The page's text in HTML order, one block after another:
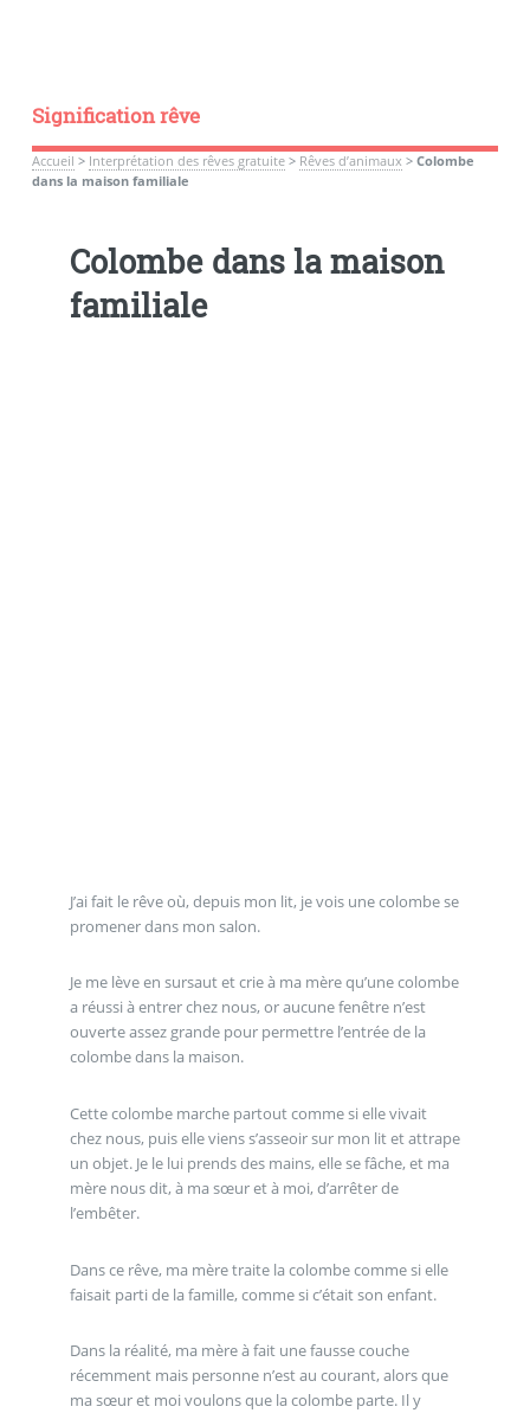
Signification rêve
Accueil > Interprétation des rêves gratuite> Rêves d’animaux > Colombe
dans la maison familiale
Colombe dans la maison
familiale
J’ai fait le rêve où, depuis mon lit, je vois une colombe se
promener dans mon salon.
Je me lève en sursaut et crie à ma mère qu’une colombe
a réussi à entrer chez nous, or aucune fenêtre n’est
ouverte assez grande pour permettre l’entrée de la
colombe dans la maison.
Cette colombe marche partout comme si elle vivait
chez nous, puis elle viens s’asseoir sur mon lit et attrape
un objet. Je le lui prends des mains, elle se fâche, et ma
mère nous dit, à ma sœur et à moi, d’arrêter de
l’embêter.
Dans ce rêve, ma mère traite la colombe comme si elle
faisait parti de la famille, comme si c’était son enfant.
Dans la réalité, ma mère à fait une fausse couche
récemment mais personne n’est au courant, alors que
ma sœur et moi voulons que la colombe parte. Il y